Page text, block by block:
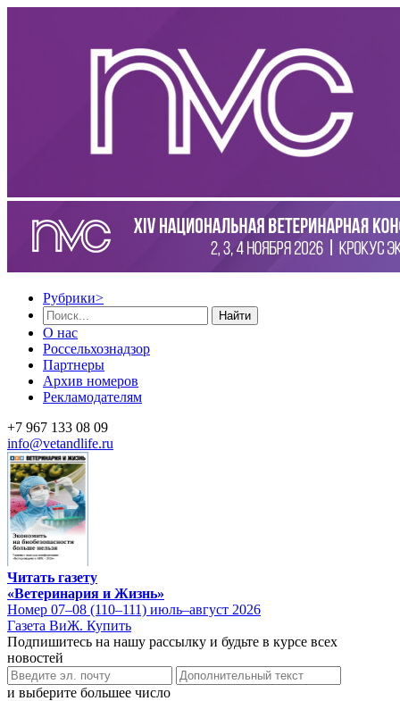
Рубрики>
Найти
О нас
Россельхознадзор
Партнеры
Архив номеров
Рекламодателям
+7 967 133 08 09
info@vetandlife.ru
Читать газету
«Ветеринария и Жизнь»
Номер 07–08 (110–111) июль–август 2026
Газета ВиЖ. Купить
Подпишитесь на нашу рассылку и будьте в курсе всех
новостей
и выберите большее число